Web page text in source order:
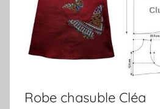
Robe chasuble Cléa